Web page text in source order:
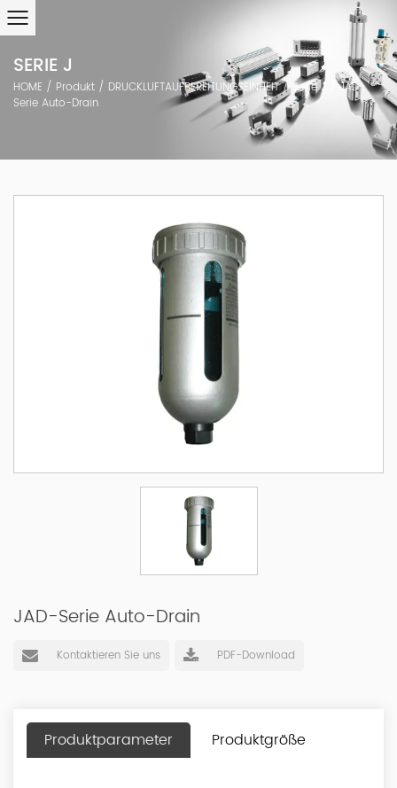
SERIE J
HOME / Produkt / DRUCKLUFTAUFBEREITUNGSEINHEIT/ Serie J /JAD-
Serie Auto-Drain
JAD-Serie Auto-Drain
Kontaktieren Sie uns PDF-Download
Produktparameter Produktgröße